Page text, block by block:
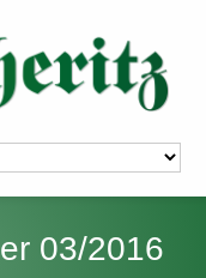
03/2016